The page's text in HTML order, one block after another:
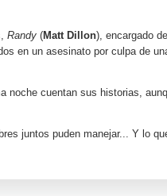
Randy (Matt Dillon), encargado
en un asesinato por culpa de
noche cuentan sus historias,
juntos puden manejar... Y lo